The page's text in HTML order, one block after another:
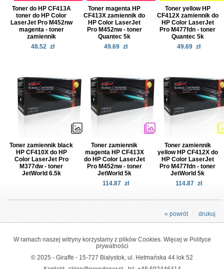
Toner do HP CF413A
toner do HP Color
LaserJet Pro M452nw
magenta - toner
zamiennik
48.52 zł
Toner magenta HP
CF413X zamiennik do
HP Color LaserJet
Pro M452nw - toner
Quantec 5k
49.69 zł
Toner yellow HP
CF412X zamiennik do
HP Color LaserJet
Pro M477fdn - toner
Quantec 5k
49.69 zł
Toner zamiennik black
HP CF410X do HP
Color LaserJet Pro
M377dw - toner
JetWorld 6.5k
Toner zamiennik
magenta HP CF413X
do HP Color LaserJet
Pro M452nw - toner
JetWorld 5k
114.87 zł
Toner zamiennik
yellow HP CF412X do
HP Color LaserJet
Pro M477fdn - toner
JetWorld 5k
114.87 zł
drukuj
« powrót
W ramach naszej witryny korzystamy z plików Cookies. Więcej w Polityce
prywatności
© 2025 - Giraffe - 15-727 Białystok, ul. Hetmańska 44 lok 52